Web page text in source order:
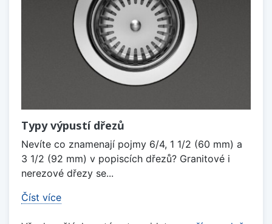
Typy výpustí dřezů
Nevíte co znamenají pojmy 6/4, 1 1/2 (60 mm) a
3 1/2 (92 mm) v popiscích dřezů? Granitové i
nerezové dřezy se...
Číst více